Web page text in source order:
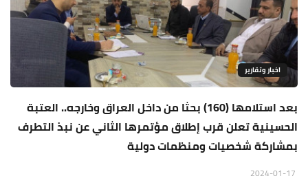
اخبار وتقارير
بعد استلامها (160) بحثا من داخل العراق وخارجه.. العتبة
الحسينية تعلن قرب إطلاق مؤتمرها الثاني عن نبذ التطرف
بمشاركة شخصيات ومنظمات دولية